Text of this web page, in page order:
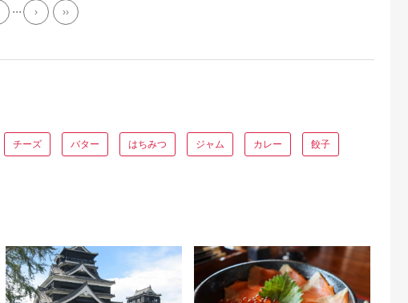
... › ››
チーズ バター はちみつ ジャム カレー 餃子